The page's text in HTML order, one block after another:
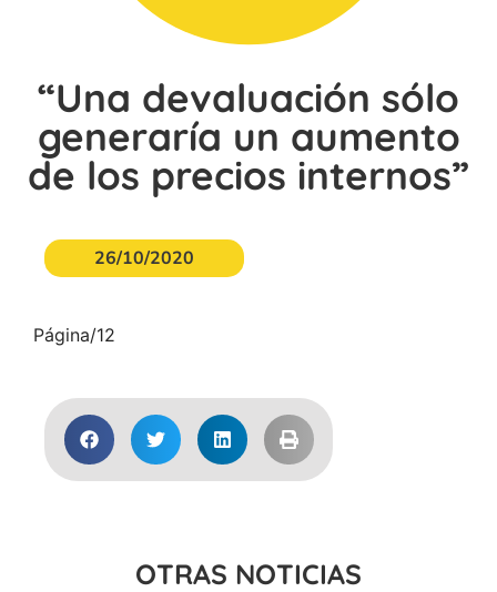
“Una devaluación sólo
generaría un aumento
de los precios internos”
26/10/2020
Página/12
OTRAS NOTICIAS